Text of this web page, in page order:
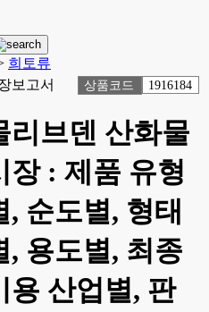
희토류
보고서
상품코드 1916184
리브덴 산화물
장 : 제품 유형
, 순도별, 형태
, 용도별, 최종
용 산업별, 판